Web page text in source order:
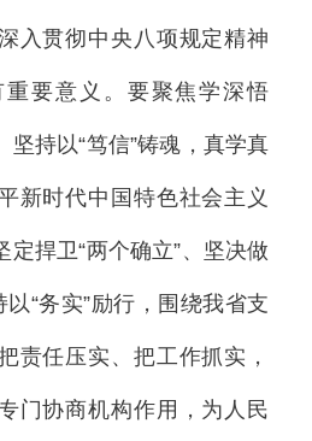
入贯彻中央八项规定精神
要意义。要聚焦学深悟
坚持以“笃信”铸魂，真学真
新时代中国特色社会主义
捍卫“两个确立”、坚决做
以“务实”励行，围绕我省支
责任压实、把工作抓实，
门协商机构作用，为人民